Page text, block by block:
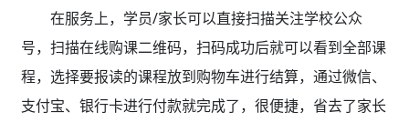
在服务上，学员/家长可以直接扫描关注学校公众
号，扫描在线购课二维码，扫码成功后就可以看到全部课
程，选择要报读的课程放到购物车进行结算，通过微信、
支付宝、银行卡进行付款就完成了，很便捷，省去了家长